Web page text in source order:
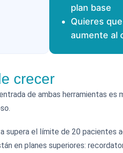
plan base
Quieres
aumente al
crecer
de ambas herramientas es
supera el límite de 20 pacientes
en planes superiores: